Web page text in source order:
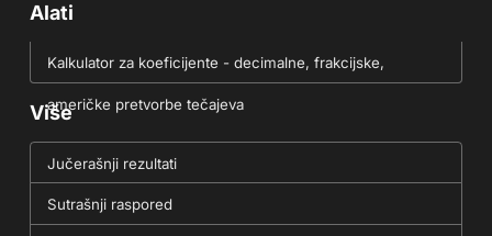
Alati
Kalkulator za koeficijente - decimalne, frakcijske,
američke pretvorbe tečajeva
Više
Jučerašnji rezultati
Sutrašnji raspored